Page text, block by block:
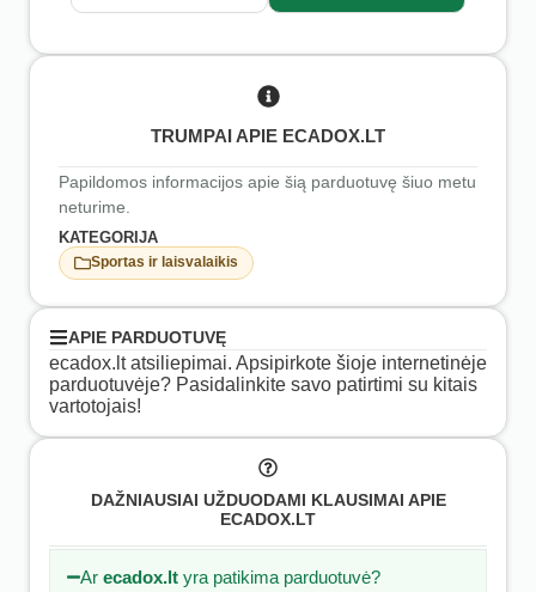
TRUMPAI APIE ECADOX.LT
Papildomos informacijos apie šią parduotuvę šiuo metu
neturime.
KATEGORIJA
Sportas ir laisvalaikis
APIE PARDUOTUVĘ
ecadox.lt atsiliepimai. Apsipirkote šioje internetinėje
parduotuvėje? Pasidalinkite savo patirtimi su kitais
vartotojais!
DAŽNIAUSIAI UŽDUODAMI KLAUSIMAI APIE
ECADOX.LT
Arecadox.lt yra patikima parduotuvė?